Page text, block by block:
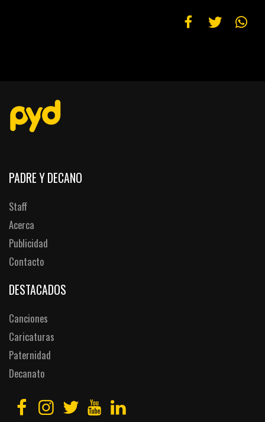
PADRE Y DECANO
Staff
Acerca
Publicidad
Contacto
DESTACADOS
Canciones
Caricaturas
Paternidad
Decanato